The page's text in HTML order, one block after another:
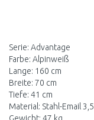
Serie: Advantage
Farbe: Alpinweiß
Lange: 160 cm
Breite: 70 cm
Tiefe: 41 cm
Material: Stahl-Email